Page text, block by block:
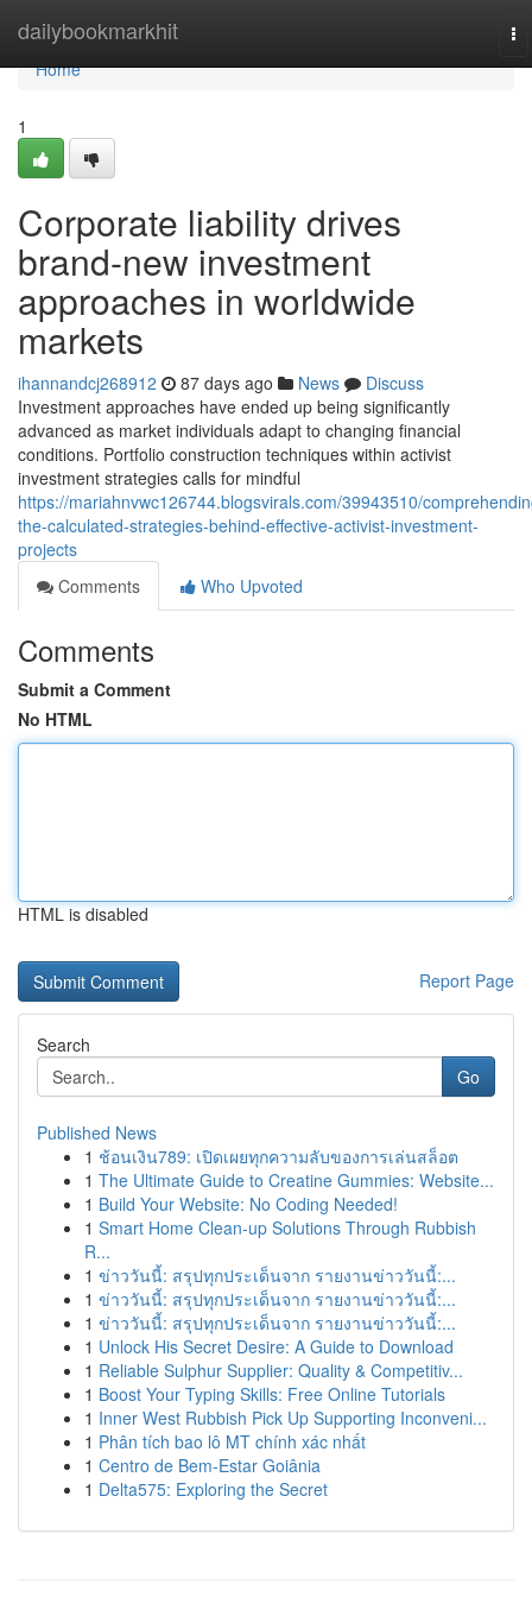
dailybookmarkhit
Home
Home
1
Corporate liability drives
brand-new investment
approaches in worldwide
markets
ihannandcj268912 87 days ago News
Discuss
Investment approaches have ended up being significantly
advanced as market individuals adapt to changing financial
conditions. Portfolio construction techniques within activist
investment strategies calls for mindful
https://mariahnvwc126744.blogsvirals.com/39943510/
the-calculated-strategies-behind-effective-activist-investment-
projects
Comments
Who Upvoted
Comments
Submit a Comment
No HTML
HTML is disabled
Report Page
Search
Go
Published News
1 ช้อนเงิน789: เปิดเผยทุกความลับของการเล่นสล็อต
1 The Ultimate Guide to Creatine Gummies: Website...
1 Build Your Website: No Coding Needed!
1 Smart Home Clean-up Solutions Through Rubbish
R...
1 ข่าววันนี้: สรุปทุกประเด็นจาก รายงานข่าววันนี้:...
1 ข่าววันนี้: สรุปทุกประเด็นจาก รายงานข่าววันนี้:...
1 ข่าววันนี้: สรุปทุกประเด็นจาก รายงานข่าววันนี้:...
1 Unlock His Secret Desire: A Guide to Download
1 Reliable Sulphur Supplier: Quality & Competitiv...
1 Boost Your Typing Skills: Free Online Tutorials
1 Inner West Rubbish Pick Up Supporting Inconveni...
1 Phân tích bao lô MT chính xác nhất
1 Centro de Bem-Estar Goiânia
1 Delta575: Exploring the Secret